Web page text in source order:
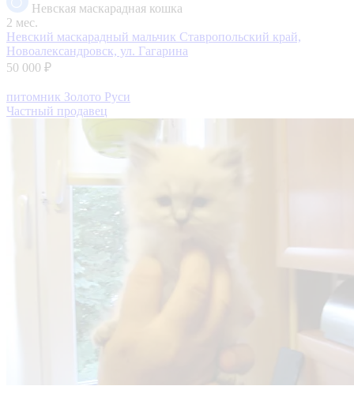
Невская маскарадная кошка
2 мес.
Невский маскарадный мальчик Ставропольский край,
Новоалександровск, ул. Гагарина
50 000 ₽
питомник Золото Руси
Частный продавец